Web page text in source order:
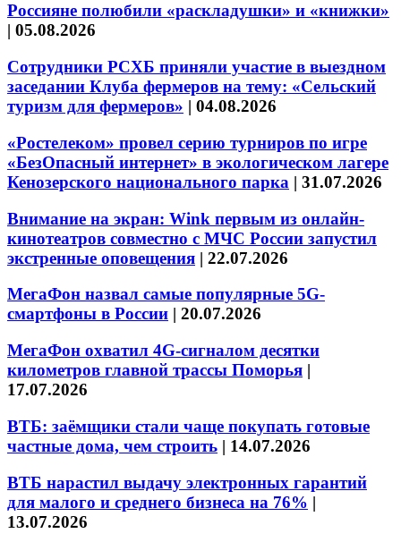
Россияне полюбили «раскладушки» и «книжки»
| 05.08.2026
Сотрудники РСХБ приняли участие в выездном
заседании Клуба фермеров на тему: «Сельский
туризм для фермеров» | 04.08.2026
«Ростелеком» провел серию турниров по игре
«БезОпасный интернет» в экологическом лагере
Кенозерского национального парка | 31.07.2026
Внимание на экран: Wink первым из онлайн-
кинотеатров совместно с МЧС России запустил
экстренные оповещения | 22.07.2026
МегаФон назвал самые популярные 5G-
смартфоны в России | 20.07.2026
МегаФон охватил 4G-сигналом десятки
километров главной трассы Поморья |
17.07.2026
ВТБ: заёмщики стали чаще покупать готовые
частные дома, чем строить | 14.07.2026
ВТБ нарастил выдачу электронных гарантий
для малого и среднего бизнеса на 76% |
13.07.2026